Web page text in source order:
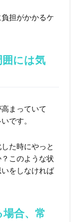
担がかかるケ
には気
まっていて
です。
た時にやっと
このような状
をしなければ
合、常